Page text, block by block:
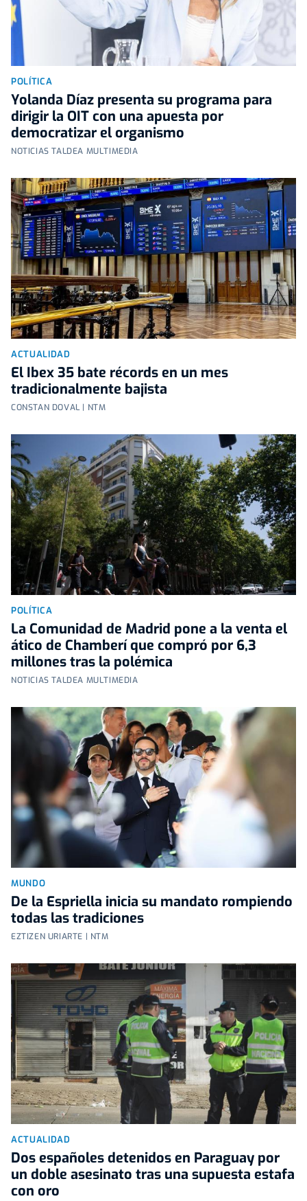
POLÍTICA
Yolanda Díaz presenta su programa para
dirigir la OIT con una apuesta por
democratizar el organismo
NOTICIAS TALDEA MULTIMEDIA
ACTUALIDAD
El Ibex 35 bate récords en un mes
tradicionalmente bajista
CONSTAN DOVAL | NTM
POLÍTICA
La Comunidad de Madrid pone a la venta el
ático de Chamberí que compró por 6,3
millones tras la polémica
NOTICIAS TALDEA MULTIMEDIA
MUNDO
De la Espriella inicia su mandato rompiendo
todas las tradiciones
EZTIZEN URIARTE | NTM
ACTUALIDAD
Dos españoles detenidos en Paraguay por
un doble asesinato tras una supuesta estafa
con oro